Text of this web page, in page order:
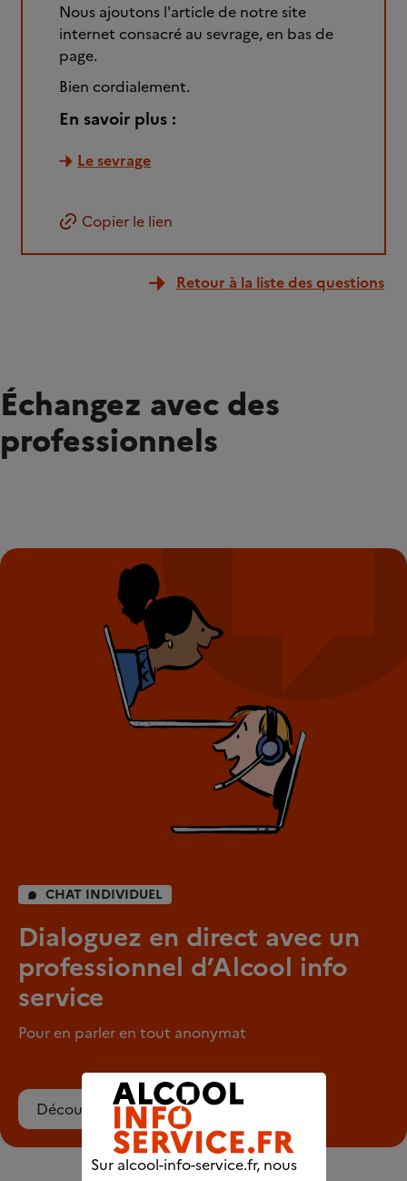
Nous ajoutons l'article de notre site
internet consacré au sevrage, en bas de
page.
Bien cordialement.
En savoir plus :
Le sevrage
Copier le lien
Retour à la liste des questions
Échangez avec des
professionnels
CHAT INDIVIDUEL
Dialoguez en direct avec un
professionnel d’Alcool info
service
Pour en parler en tout anonymat
Découvrez le chat
Sur alcool-info-service.fr, nous